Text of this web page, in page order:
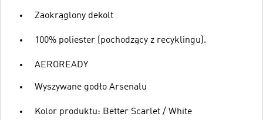
Zaokrąglony dekolt
100% poliester (pochodzący z recyklingu).
AEROREADY
Wyszywane godło Arsenalu
Kolor produktu: Better Scarlet / White